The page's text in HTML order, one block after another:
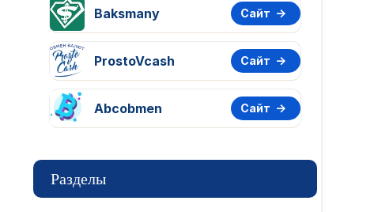
Baksmany Сайт
ProstoVcash Сайт
Abcobmen Сайт
Разделы